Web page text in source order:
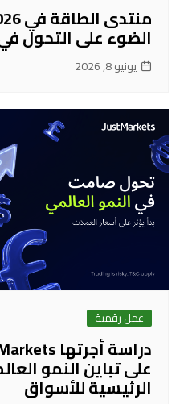
الضوء على التحول
يونيو 8, 2026
عمل رقمية
على تباين النمو
الرئيسية للأسواق